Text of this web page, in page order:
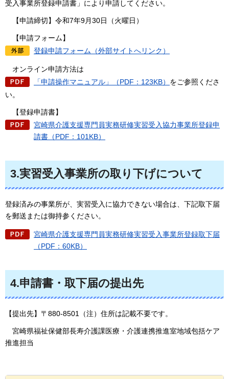
受入事業所登録申請書」により申請してください。
【申請締切】令和7年9月30日（火曜日）
【申請フォーム】
登録申請フォーム（外部サイトへリンク）
オンライン申請方法は
「申請操作マニュアル」（PDF：123KB） をご参照くださ
い。
【登録申請書】
宮崎県介護支援専門員実務研修実習受入協力事業所登録申
請書（PDF：101KB）
3.実習受入事業所の取り下げについて
登録済みの事業所が、実習受入に協力できない場合は、下記取下届
を郵送または御持参ください。
宮崎県介護支援専門員実務研修実習受入事業所登録取下届
（PDF：60KB）
4.申請書・取下届の提出先
【提出先】〒880-8501（注）住所は記載不要です。
宮崎県福祉保健部長寿介護課医療 ・介護連携推進室地域包括ケア
推進担当